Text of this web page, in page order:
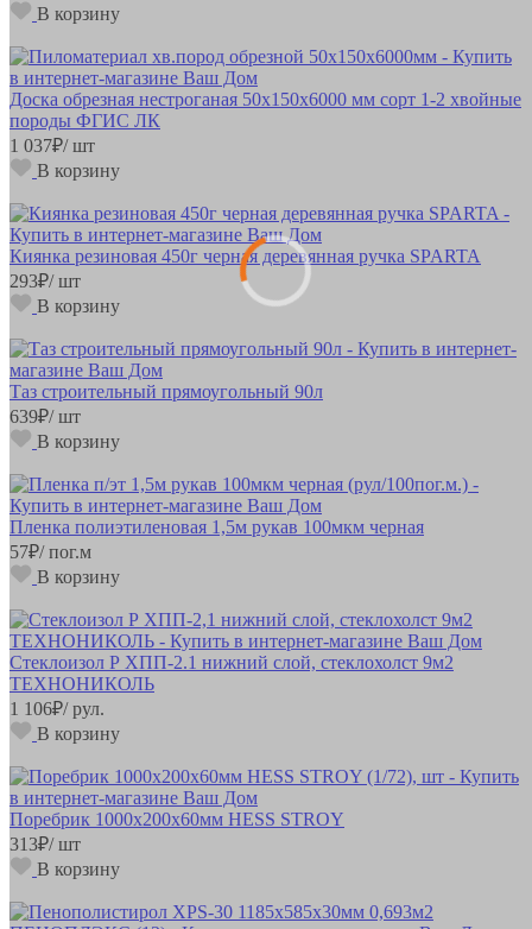
В корзину
Доска обрезная нестроганая 50х150х6000 мм сорт 1-2 хвойные
породы ФГИС ЛК
1 037₽/ шт
В корзину
Киянка резиновая 450г черная деревянная ручка SPARTA
293₽/ шт
В корзину
Таз строительный прямоугольный 90л
639₽/ шт
В корзину
Пленка полиэтиленовая 1,5м рукав 100мкм черная
57₽/ пог.м
В корзину
Стеклоизол Р ХПП-2.1 нижний слой, стеклохолст 9м2
ТЕХНОНИКОЛЬ
1 106₽/ рул.
В корзину
Поребрик 1000х200х60мм HESS STROY
313₽/ шт
В корзину